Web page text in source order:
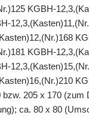
KGBH-
KGBH-
205 x 170 (zum
ca. 80 x 80